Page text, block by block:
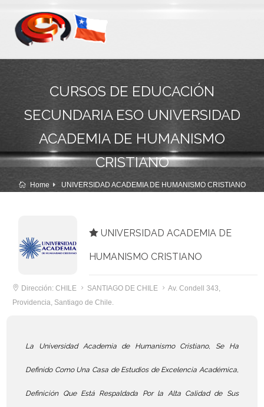
CURSOS DE EDUCACIÓN
SECUNDARIA ESO UNIVERSIDAD
ACADEMIA DE HUMANISMO
CRISTIANO
Home UNIVERSIDAD ACADEMIA DE HUMANISMO CRISTIANO
UNIVERSIDAD ACADEMIA DE
HUMANISMO CRISTIANO
Dirección: CHILE SANTIAGO DE CHILE
Av. Condell 343,
Providencia, Santiago de Chile.
La Universidad Academia de Humanismo Cristiano, Se Ha
Definido Como Una Casa de Estudios de Excelencia Académica,
Definición Que Está Respaldada Por la Alta Calidad de Sus